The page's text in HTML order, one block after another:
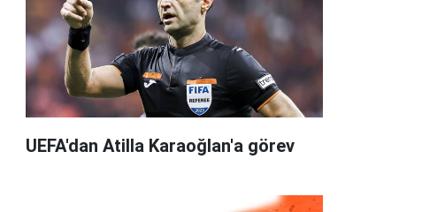
UEFA'dan Atilla Karaoğlan'a görev